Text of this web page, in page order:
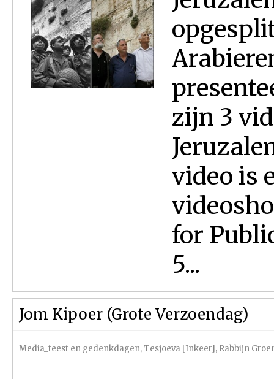
zijn 3
video is
for
5...
Jom Kipoer (Grote Verzoendag)
Media_feest en gedenkdagen,Tesjoeva [Inkeer], Rabbijn